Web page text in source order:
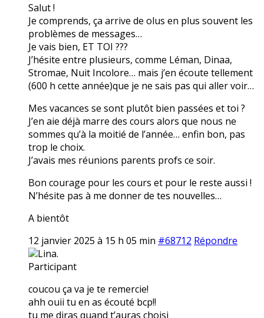
Salut !
Je comprends, ça arrive de olus en plus souvent les
problèmes de messages…
Je vais bien, ET TOI ???
J’hésite entre plusieurs, comme Léman, Dinaa,
Stromae, Nuit Incolore… mais j’en écoute tellement
(600 h cette année)que je ne sais pas qui aller voir…
Mes vacances se sont plutôt bien passées et toi ?
J’en aie déjà marre des cours alors que nous ne
sommes qu’à la moitié de l’année… enfin bon, pas
trop le choix.
J’avais mes réunions parents profs ce soir.
Bon courage pour les cours et pour le reste aussi !
N’hésite pas à me donner de tes nouvelles…
A bientôt
12 janvier 2025 à 15 h 05 min #68712 Répondre
Lina.
Participant
coucou ça va je te remercie!
ahh ouii tu en as écouté bcp!!
tu me diras quand t’auras choisi